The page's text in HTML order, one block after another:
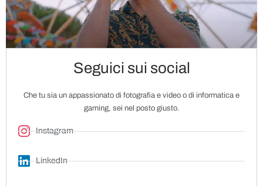
Seguici sui social
Che tu sia un appassionato di fotografia e video o di informatica e
gaming, sei nel posto giusto.
Instagram
LinkedIn